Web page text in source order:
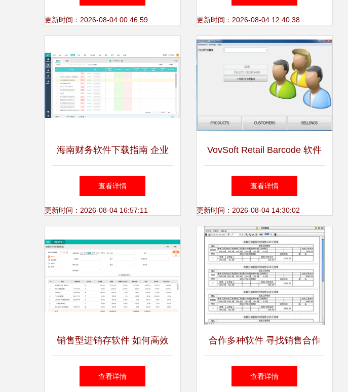
更新时间：2026-08-04 00:46:59 更新时间：2026-08-04 12:40:38
海南财务软件下载指南 企业
数字化转型的关键一步
查看详情
更新时间：2026-08-04 16:57:11
VovSoft Retail Barcode 软件
一站式销售条码解决方案
查看详情
更新时间：2026-08-04 14:30:02
销售型进销存软件 如何高效
驱动软件销售业绩增长？
查看详情
合作多种软件 寻找销售合作
方——价格、厂家与图片全面
查看详情